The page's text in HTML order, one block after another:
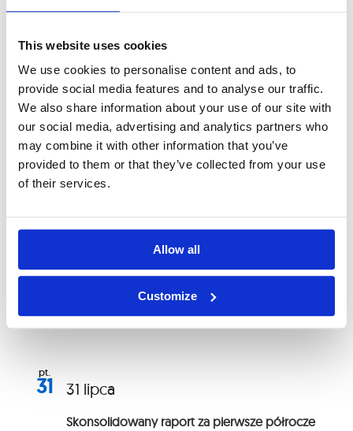
This website uses cookies
We use cookies to personalise content and ads, to
provide social media features and to analyse our traffic.
We also share information about your use of our site with
our social media, advertising and analytics partners who
may combine it with other information that you’ve
provided to them or that they’ve collected from your use
of their services.
Allow all
Customize
Wydarzenia archiwalne
Wydarzenia
lipiec 2026
śr.
1
Okres zamknięty – I półrocze 2026
pt.
31
Skonsolidowany raport za pierwsze półrocze
31 lipca